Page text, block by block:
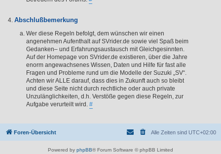
Abschlußbemerkung
Wer diese Regeln befolgt, dem wünschen wir einen
angenehmen Aufenthalt auf SVrider.de sowie viel Spaß beim
Gedanken– und Erfahrungsaustausch mit Gleichgesinnten.
Auf der Homepage von SVrider.de existieren, über die Jahre
enorm angewachsenes Wissen, Daten und Hilfe für fast alle
Fragen und Probleme rund um die Modelle der Suzuki „SV“.
Achten wir ALLE darauf, dass dies in Zukunft auch so bleibt
und diese Seite nicht durch rechtliche oder auch private
Unzulänglichkeiten, d.h. Verstöße gegen diese Regeln, zur
Aufgabe verurteilt wird. #
Foren-Übersicht Alle Zeiten sind UTC+02:00
Powered by phpBB® Forum Software © phpBB Limited